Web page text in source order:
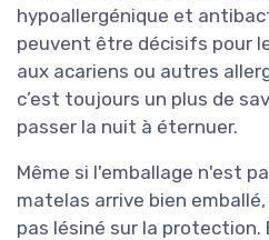
hypoallergénique et
peuvent être décisifs pour
aux acariens ou autres
c’est toujours un plus de
passer la nuit à éternuer.
Même si l'emballage n'est
matelas arrive bien
pas lésiné sur la protection.